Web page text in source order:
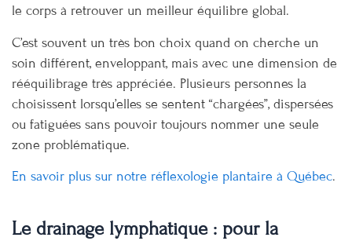
le corps à retrouver un meilleur équilibre global.
C’est souvent un très bon choix quand on cherche un
soin différent, enveloppant, mais avec une dimension de
rééquilibrage très appréciée. Plusieurs personnes la
choisissent lorsqu’elles se sentent “chargées”, dispersées
ou fatiguées sans pouvoir toujours nommer une seule
zone problématique.
En savoir plus sur notre réflexologie plantaire à Québec.
Le drainage lymphatique : pour la